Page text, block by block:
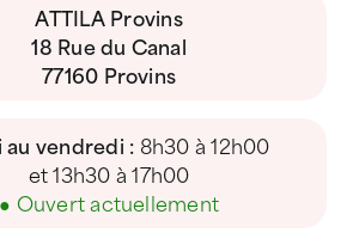
ATTILA Provins
18 Rue du Canal
77160 Provins
au vendredi : 8h30 à 12h00
et 13h30 à 17h00
● Ouvert actuellement